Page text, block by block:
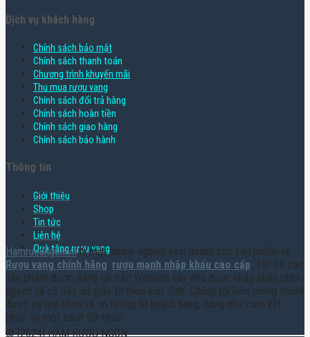
Dịch vụ khách hàng
Chính sách bảo mật
Chính sách thanh toán
Chương trình khuyến mãi
Thu mua rượu vang
Chính sách đổi trả hàng
Chính sách hoàn tiền
Chính sách giao hàng
Chính sách bảo hành
Thông tin
Giới thiệu
Shop
Tin tức
Liên hệ
Quà tặng rượu vang
Hamruoungon.vnlà một doanh nghiệp kinh doanh các sản phẩm về
Rượu vang chính hãng, rượu mạnh nhập khẩu cao cấp . Tất cả các
sản phẩm được đăng tải trên Website này đều được nhập khẩu chính
ngạch và có đầy đủ giấy tờ theo luật định. Chúng tôi luôn mong muốn
được sự lựa chọn và tin tưởng từ khách hàng, cũng như cam kết
phục vụ một cách tốt nhất!
© [2024] HẦM RƯỢU NGON